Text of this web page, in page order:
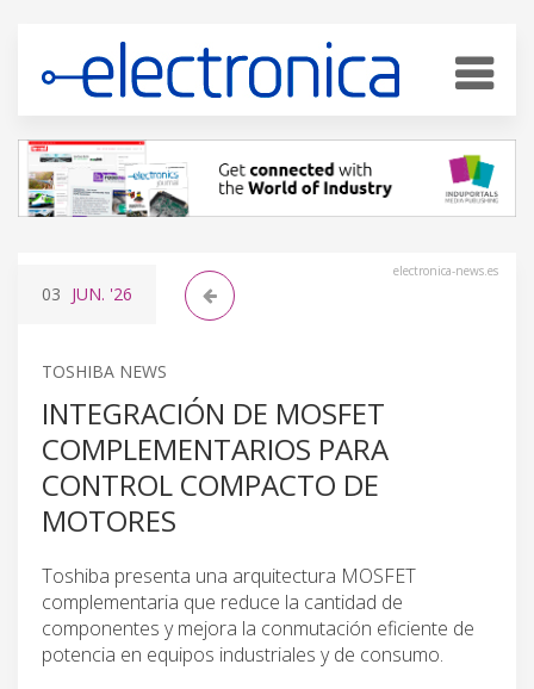
electronica-news.es
03 JUN. '26
TOSHIBA NEWS
INTEGRACIÓN DE MOSFET
COMPLEMENTARIOS PARA
CONTROL COMPACTO DE
MOTORES
Toshiba presenta una arquitectura MOSFET
complementaria que reduce la cantidad de
componentes y mejora la conmutación eficiente de
potencia en equipos industriales y de consumo.